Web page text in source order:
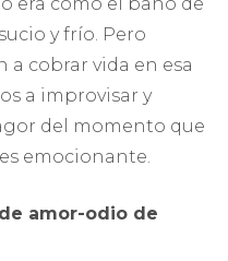
y frío. Pero
a cobrar vida en esa
a improvisar y
del momento que
emocionante.
amor-odio de